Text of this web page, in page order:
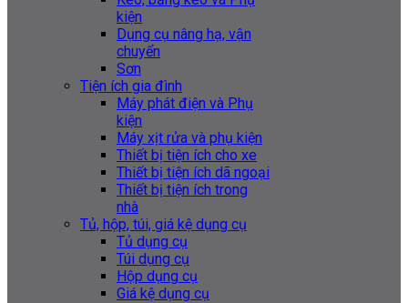
kiện
Dụng cụ nâng hạ, vận
chuyển
Sơn
Tiện ích gia đình
Máy phát điện và Phụ
kiện
Máy xịt rửa và phụ kiện
Thiết bị tiện ích cho xe
Thiết bị tiện ích dã ngoại
Thiết bị tiện ích trong
nhà
Tủ, hộp, túi, giá kệ dụng cụ
Tủ dụng cụ
Túi dụng cụ
Hộp dụng cụ
Giá kệ dụng cụ